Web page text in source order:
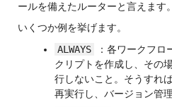
ールを備えたルーターと言えます。
いくつか例を挙げます。
ALWAYS
：各ワークフロ
クリプトを作成し、その
行しないこと。そうすれ
再実行し、バージョン管